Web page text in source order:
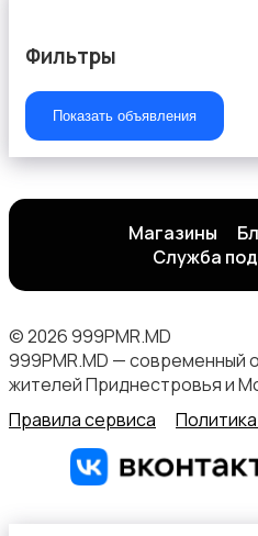
Фильтры
Показать объявления
Магазины
Служба
© 2026 999PMR.MD
999PMR.MD — современный
жителей Приднестровья и
Правила сервиса